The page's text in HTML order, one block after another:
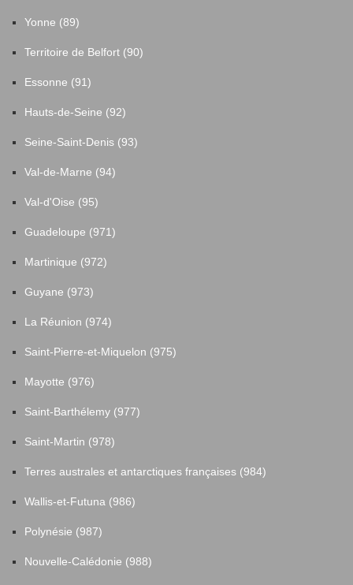
Yonne (89)
Territoire de Belfort (90)
Essonne (91)
Hauts-de-Seine (92)
Seine-Saint-Denis (93)
Val-de-Marne (94)
Val-d'Oise (95)
Guadeloupe (971)
Martinique (972)
Guyane (973)
La Réunion (974)
Saint-Pierre-et-Miquelon (975)
Mayotte (976)
Saint-Barthélemy (977)
Saint-Martin (978)
Terres australes et antarctiques françaises (984)
Wallis-et-Futuna (986)
Polynésie (987)
Nouvelle-Calédonie (988)